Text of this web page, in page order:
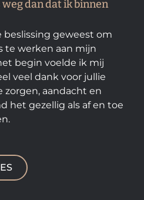
dan dat ik binnen
beslissing geweest om
te werken aan mijn
begin voelde ik mij
veel dank voor jullie
zorgen, aandacht en
het gezellig als af en toe